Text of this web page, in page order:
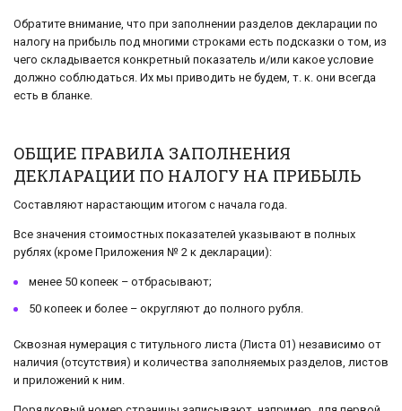
Обратите внимание, что при заполнении разделов декларации по
налогу на прибыль под многими строками есть подсказки о том, из
чего складывается конкретный показатель и/или какое условие
должно соблюдаться. Их мы приводить не будем, т. к. они всегда
есть в бланке.
ОБЩИЕ ПРАВИЛА ЗАПОЛНЕНИЯ
ДЕКЛАРАЦИИ ПО НАЛОГУ НА ПРИБЫЛЬ
Составляют нарастающим итогом с начала года.
Все значения стоимостных показателей указывают в полных
рублях (кроме Приложения № 2 к декларации):
менее 50 копеек – отбрасывают;
50 копеек и более – округляют до полного рубля.
Сквозная нумерация с титульного листа (Листа 01) независимо от
наличия (отсутствия) и количества заполняемых разделов, листов
и приложений к ним.